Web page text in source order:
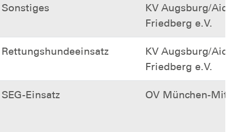
Sonstiges
KV Augsburg/
Friedberg e.V.
Rettungshundeeinsatz
KV Augsburg/
Friedberg e.V.
SEG-Einsatz OV München-